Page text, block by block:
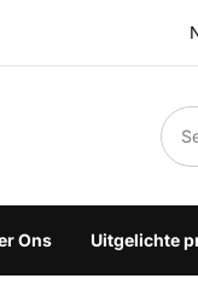
& Industriële
Ons Uitgelichte